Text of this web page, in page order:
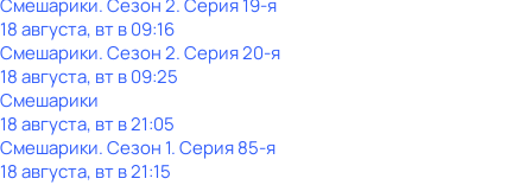
Смешарики. Сезон 2. Серия 19-я
18 августа, вт в 09:16
Смешарики. Сезон 2. Серия 20-я
18 августа, вт в 09:25
Смешарики
18 августа, вт в 21:05
Смешарики. Сезон 1. Серия 85-я
18 августа, вт в 21:15